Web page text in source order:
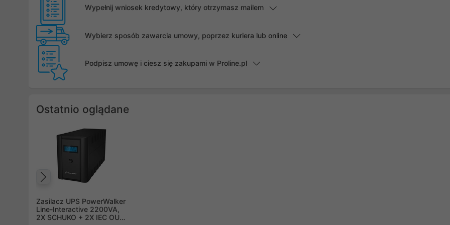
Wypełnij wniosek kredytowy, który otrzymasz mailem
Wybierz sposób zawarcia umowy, poprzez kuriera lub online
Podpisz umowę i ciesz się zakupami w Proline.pl
Ostatnio oglądane
Zasilacz UPS PowerWalker
Line-Interactive 2200VA,
2X SCHUKO + 2X IEC OUT,
Poprzedni